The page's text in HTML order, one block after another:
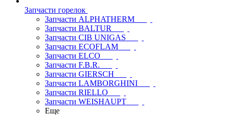
Запчасти горелок
Запчасти ALPHATHERM
Запчасти BALTUR
Запчасти CIB UNIGAS
Запчасти ECOFLAM
Запчасти ELCO
Запчасти F.B.R.
Запчасти GIERSCH
Запчасти LAMBORGHINI
Запчасти RIELLO
Запчасти WEISHAUPT
Еще